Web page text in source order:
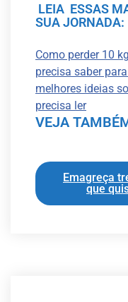
LEIA ESSAS
SUA JORNADA:
Como perder 10
precisa saber
melhores ideias
precisa ler
VEJA
Emagreça
que